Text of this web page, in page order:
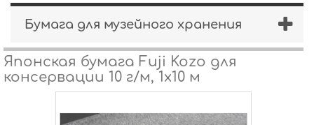
Бумага для музейного хранения
Японская бумага Fuji Kozo для
консервации 10 г/м, 1х10 м